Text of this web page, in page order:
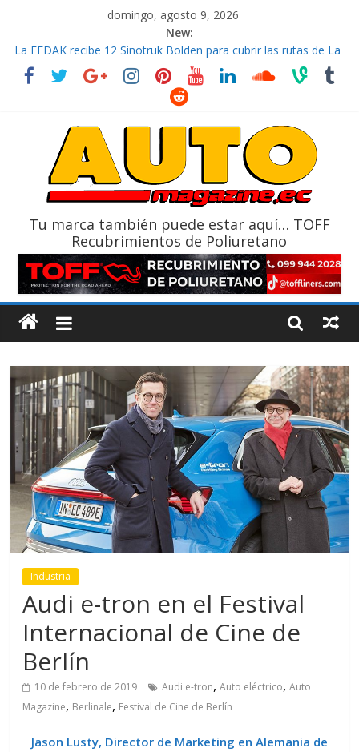
domingo, agosto 9, 2026
New:
La FEDAK recibe 12 Sinotruk Bolden para cubrir las rutas de La
Vuelta
El costo de tener un vehículo gana protagonismo a la hora de
¿Qué puede pasar con tu vehículo si permanece varios días sin
La Vuelta al Ecuador 2026, edición 47ª, recorre 7 provincias en 8
Tu marca también puede estar aquí… TOFF
Recubrimientos de Poliuretano
Industria
Audi e-tron en el Festival
Internacional de Cine de
Berlín
10 de febrero de 2019 Audi e-tron,Auto eléctrico,Auto
Magazine, Berlinale, Festival de Cine de Berlín
Jason Lusty, Director de Marketing en Alemania de